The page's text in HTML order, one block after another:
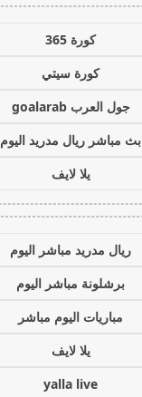
كورة 365
كورة سيتي
جول العرب goalarab
بث مباشر ريال مدريد اليوم
يلا لايف
ريال مدريد مباشر اليوم
برشلونة مباشر اليوم
مباريات اليوم مباشر
يلا لايف
yalla live